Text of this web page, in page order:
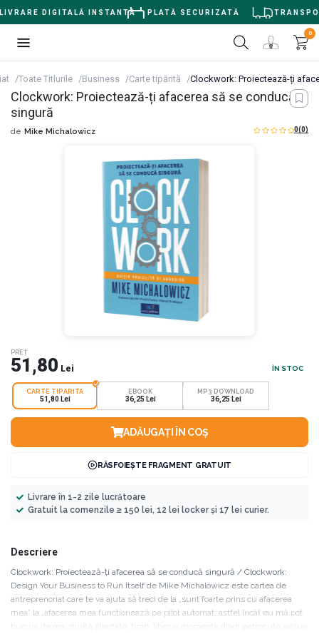
DIGITALĂ INSTANTĂ PLATĂ SECURIZATĂ
0
Toate Titlurile Business Carte tipărită Clockwork: Proiectează-ți
Clockwork: Proiectează-ți afacerea să se conducă
singură
de Mike Michalowicz 0(0)
PREȚ
51,80 Lei ÎN STOC
CARTE TIPARITA
51,80 Lei
EBOOK
36,25 Lei
MP3 DOWNLOAD
36,25 Lei
ADĂUGAȚI ÎN COȘ
RĂSFOIEȘTE FRAGMENT GRATUIT
Livrare în 1-2 zile lucrătoare
Gratuit la comenzile ≥ 150 lei, 12 lei locker și 17 lei curier.
Descriere
Clockwork: Proiectează-ți afacerea să se conducă singură / Clockwork:
Design Your Business to Run Itself de Mike Michalowicz este cartea de
antreprenoriat care te va ajuta să treci de la „sunt foarte prins cu afacerea
mea” la „afacerea mea funcționează pe pilot automat, astfel încât eu mă pot